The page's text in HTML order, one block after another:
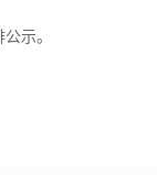
示。